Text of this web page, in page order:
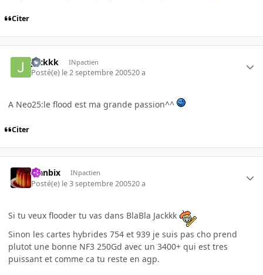
Citer
Jackkk INpactien
Posté(e) le 2 septembre 200520 a
A Neo25:le flood est ma grande passion^^
Citer
Flanbix INpactien
Posté(e) le 3 septembre 200520 a
Si tu veux flooder tu vas dans BlaBla Jackkk
Sinon les cartes hybrides 754 et 939 je suis pas cho prend
plutot une bonne NF3 250Gd avec un 3400+ qui est tres
puissant et comme ca tu reste en agp.